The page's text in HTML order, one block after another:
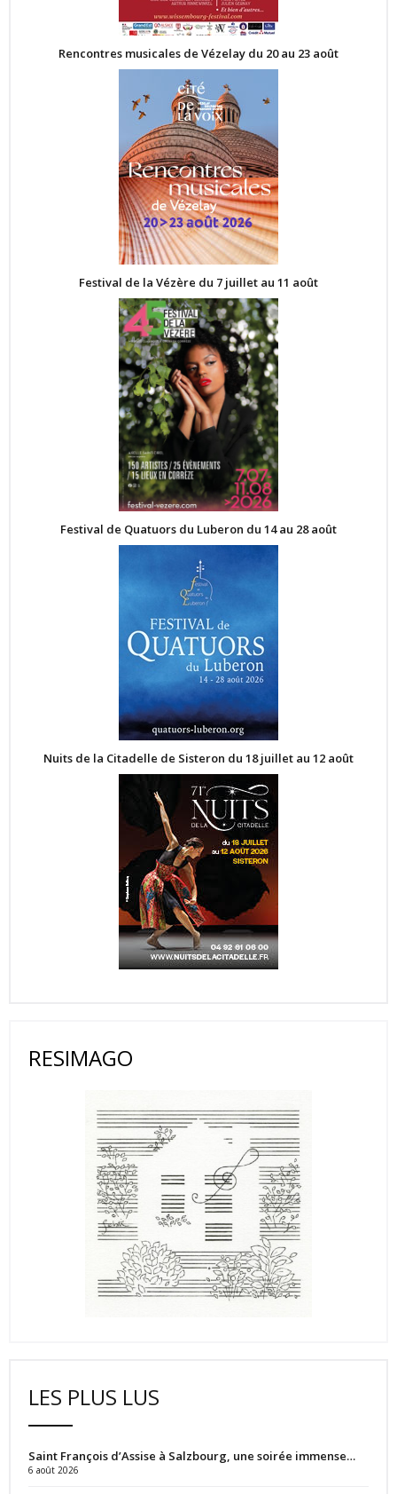
Rencontres musicales de Vézelay du 20 au 23 août
Festival de la Vézère du 7 juillet au 11 août
Festival de Quatuors du Luberon du 14 au 28 août
Nuits de la Citadelle de Sisteron du 18 juillet au 12 août
RESIMAGO
LES PLUS LUS
Saint François d’Assise à Salzbourg, une soirée immense…
6 août 2026